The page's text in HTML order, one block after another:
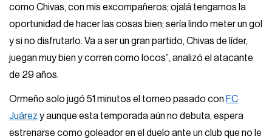
como Chivas, con mis excompañeros; ojalá tengamos la
oportunidad de hacer las cosas bien; sería lindo meter un gol
y si no disfrutarlo. Va a ser un gran partido, Chivas de líder,
juegan muy bien y corren como locos”, analizó el atacante
de 29 años.
Ormeño solo jugó 51 minutos el torneo pasado con FC
Juárez y aunque esta temporada aún no debuta, espera
estrenarse como goleador en el duelo ante un club que no le